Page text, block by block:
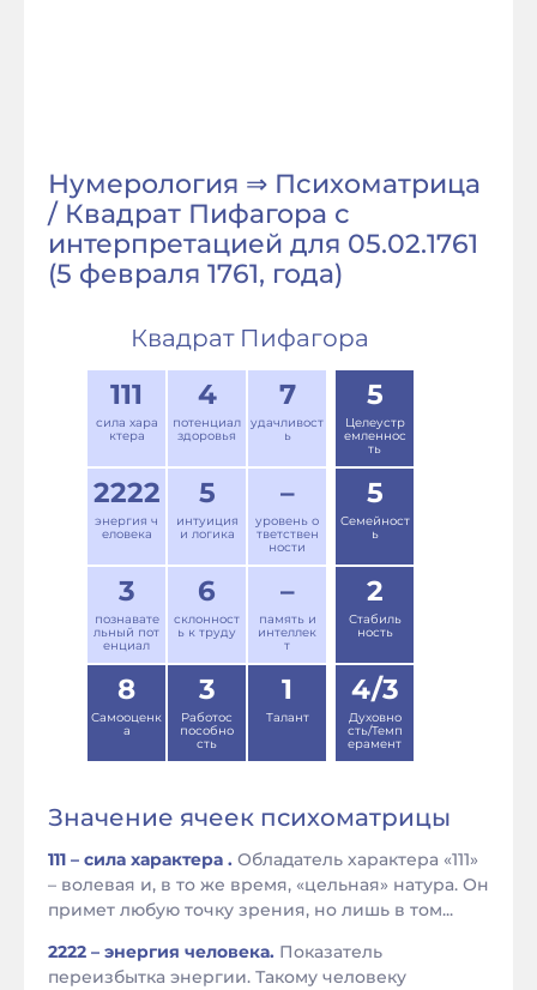
Нумерология ⇒ Психоматрица
/ Квадрат Пифагора с
интерпретацией для 05.02.1761
(5 февраля 1761, года)
Квадрат Пифагора
111
сила хара
ктера
4
потенциал
здоровья
7
удачливост
ь
2222
энергия ч
еловека
5
интуиция
и логика
–
уровень о
тветствен
ности
3
познавате
льный пот
енциал
6
склонност
ь к труду
–
память и
интеллек
т
5
Целеустр
емленнос
ть
5
Семейност
ь
2
Стабиль
ность
8
Самооценк
а
3
Работос
пособно
сть
1
Талант
4/3
Духовно
сть/Темп
ерамент
Значение ячеек психоматрицы
111 – сила характера . Обладатель характера «111»
– волевая и, в то же время, «цельная» натура. Он
примет любую точку зрения, но лишь в том...
2222 – энергия человека. Показатель
переизбытка энергии. Такому человеку